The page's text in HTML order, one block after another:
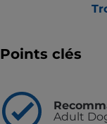
Points clés
Adult